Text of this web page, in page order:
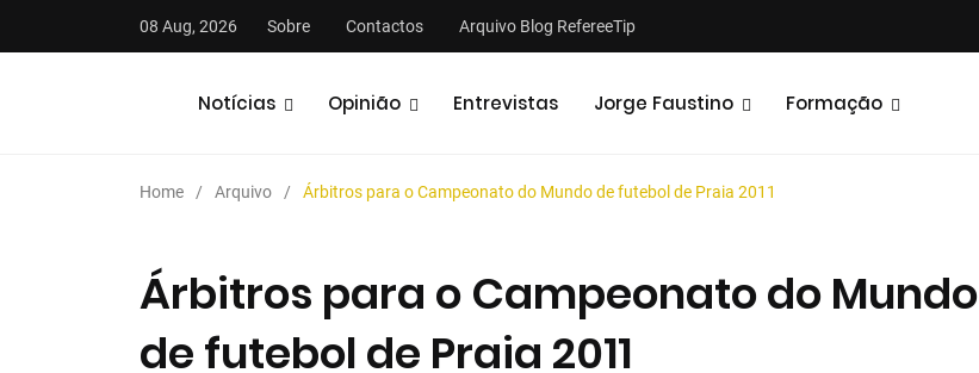
08 Aug, 2026 Sobre Contactos Arquivo Blog RefereeTip
Notícias Opinião Entrevistas Jorge Faustino Formação
Home Arquivo Árbitros para o Campeonato do Mundo de futebol de Praia 2011
Árbitros para o Campeonato do Mundo
de futebol de Praia 2011
Análises Podcasts